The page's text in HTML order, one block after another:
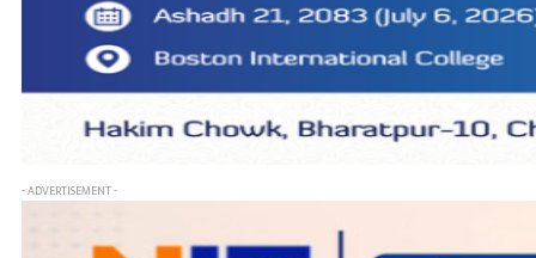
- ADVERTISEMENT -